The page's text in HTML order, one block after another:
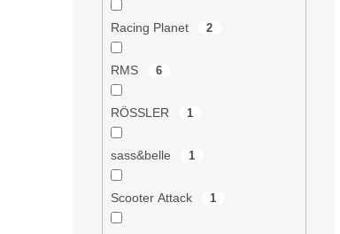
Racing Planet 2
RMS 6
RÖSSLER 1
sass&belle 1
Scooter Attack 1